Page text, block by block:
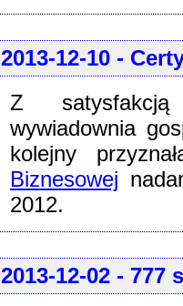
2013-12-10 -
Z satysfakcją
wywiadownia
kolejny
Biznesowej
2012.
2013-12-02 - 777